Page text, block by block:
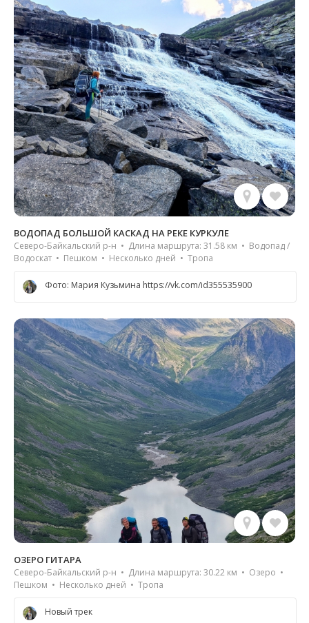
ВОДОПАД БОЛЬШОЙ КАСКАД НА РЕКЕ КУРКУЛЕ
Северо-Байкальский р-н • Длина маршрута: 31.58 км • Водопад /
Водоскат • Пешком • Несколько дней • Тропа
Фото: Мария Кузьмина https://vk.com/id355535900
ОЗЕРО ГИТАРА
Северо-Байкальский р-н • Длина маршрута: 30.22 км • Озеро •
Пешком • Несколько дней • Тропа
Новый трек